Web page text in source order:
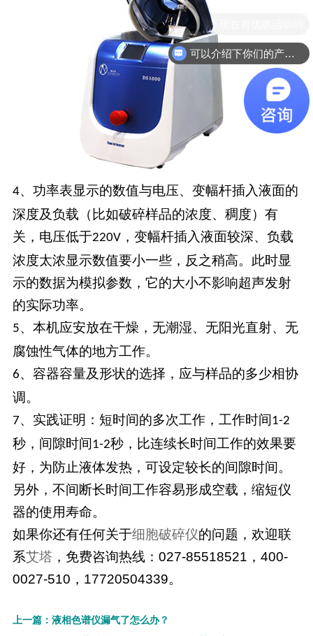
4、功率表显示的数值与电压、变幅杆插入液面的
深度及负载（比如破碎样品的浓度、稠度）有
关，电压低于220V，变幅杆插入液面较深、负载
浓度太浓显示数值要小一些，反之稍高。此时显
示的数据为模拟参数，它的大小不影响超声发射
的实际功率。
5、本机应安放在干燥，无潮湿、无阳光直射、无
腐蚀性气体的地方工作。
6、容器容量及形状的选择，应与样品的多少相协
调。
7、实践证明：短时间的多次工作，工作时间 1-2
秒，间隙时间 1-2秒，比连续长时间工作的效果要
好，为防止液体发热，可设定较长的间隙时间。
另外，不间断长时间工作容易形成空载，缩短仪
器的使用寿命。
如果你还有任何关于细胞破碎仪的问题，欢迎联
系艾塔 ，免费咨询热线：027-85518521，400-
0027-510，17720504339。
上一篇：液相色谱仪漏气了怎么办？
可以介绍下你们的产品么